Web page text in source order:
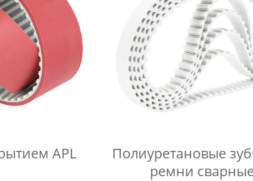
APL
Полиуретановые
ремни